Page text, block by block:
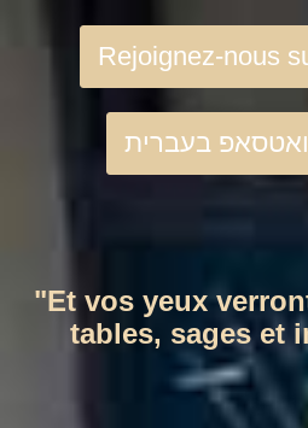
Rejoignez-nous
בעברית
"Et vos yeux
tables, sages et